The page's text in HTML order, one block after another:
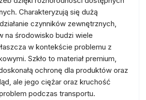
Charakteryzują się dużą
czynników zewnętrznych,
na środowisko budzi wiele
w kontekście problemu z
Szkło to materiał premium,
ochronę dla produktów oraz
ale jego ciężar oraz kruchość
podczas transportu.